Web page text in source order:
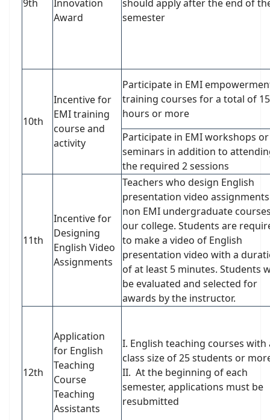
9th
Innovation
Award
should apply after the end of
semester
10th
Incentive for
EMI training
course and
activity
Participate in EMI
training courses for a total of 15
hours or more
Participate in EMI workshops or
seminars in addition to
the required 2 sessions
11th
Incentive for
Designing
English Video
Assignments
Teachers who design English
presentation video
non EMI undergraduate
our college. Students are
to make a video of English
presentation video with a
of at least 5 minutes. Students
be evaluated and selected for
awards by the instructor.
12th
Application
for English
Teaching
Course
Teaching
Assistants
I. English teaching courses with
class size of 25 students or
II. At the beginning of each
semester, applications must be
resubmitted